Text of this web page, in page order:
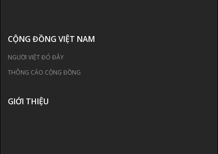
CỘNG ĐỒNG VIỆT NAM
NGƯỜI VIỆT ĐÓ ĐÂY
THÔNG CÁO CỘNG ĐỒNG
GIỚI THIỆU